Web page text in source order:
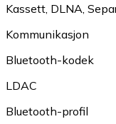
Kassett, DLNA,
Kommunikasjon
Bluetooth-kodek
LDAC
Bluetooth-profil